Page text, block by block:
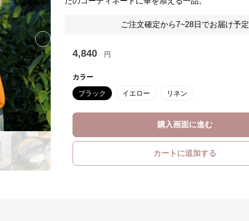
Next slide
ご注文確定から7~28日でお届け予定
4,840 円
カラー
ブラック イエロー リネン
購入画面に進む
カートに追加する